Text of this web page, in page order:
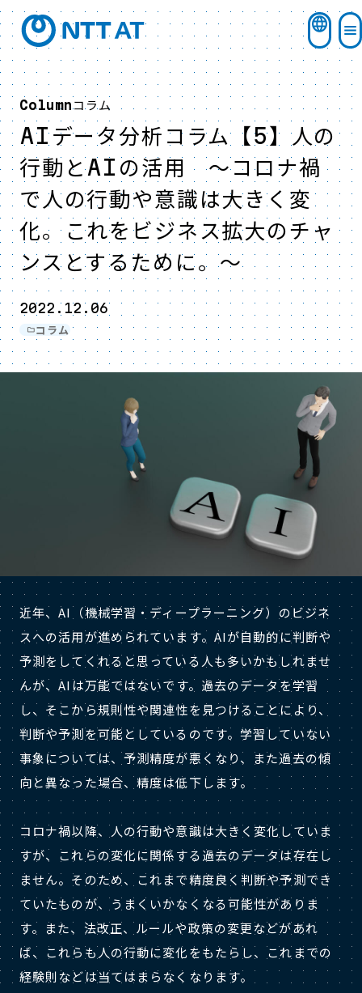
Columnコラム
AIデータ分析コラム【5】人の
行動とAIの活用 ～コロナ禍
で人の行動や意識は大きく変
化。これをビジネス拡大のチャ
ンスとするために。～
2022.12.06
コラム
近年、AI（機械学習・ディープラーニング）のビジネ
スへの活用が進められています。AIが自動的に判断や
予測をしてくれると思っている人も多いかもしれませ
んが、AIは万能ではないです。過去のデータを学習
し、そこから規則性や関連性を見つけることにより、
判断や予測を可能としているのです。学習していない
事象については、予測精度が悪くなり、また過去の傾
向と異なった場合、精度は低下します。
コロナ禍以降、人の行動や意識は大きく変化していま
すが、これらの変化に関係する過去のデータは存在し
ません。そのため、これまで精度良く判断や予測でき
ていたものが、うまくいかなくなる可能性がありま
す。また、法改正、ルールや政策の変更などがあれ
ば、これらも人の行動に変化をもたらし、これまでの
経験則などは当てはまらなくなります。